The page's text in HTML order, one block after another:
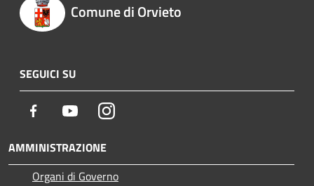
Comune di Orvieto
SEGUICI SU
Facebook YoutubeInstagram
AMMINISTRAZIONE
Organi di Governo